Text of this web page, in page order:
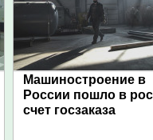
Машиностроение в
России пошло в
счет госзаказа